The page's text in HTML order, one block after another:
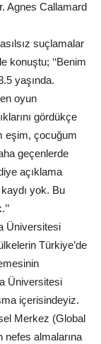
Agnes Callamard
suçlamalar
konuştu; ‘‘Benim
yaşında.
oyun
gördükçe
eşim, çocuğum
geçenlerde
açıklama
kaydı yok. Bu
Üniversitesi
Türkiye’de
Üniversitesi
içerisindeyiz.
Merkez (Global
almalarına